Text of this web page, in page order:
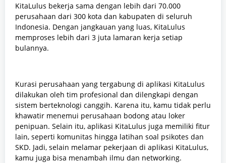
KitaLulus bekerja sama dengan lebih dari 70.000
perusahaan dari 300 kota dan kabupaten di seluruh
Indonesia. Dengan jangkauan yang luas, KitaLulus
memproses lebih dari 3 juta lamaran kerja setiap
bulannya.
Kurasi perusahaan yang tergabung di aplikasi KitaLulus
dilakukan oleh tim profesional dan dilengkapi dengan
sistem berteknologi canggih. Karena itu, kamu tidak perlu
khawatir menemui perusahaan bodong atau loker
penipuan. Selain itu, aplikasi KitaLulus juga memiliki fitur
lain, seperti komunitas hingga latihan soal psikotes dan
SKD. Jadi, selain melamar pekerjaan di aplikasi KitaLulus,
kamu juga bisa menambah ilmu dan networking.